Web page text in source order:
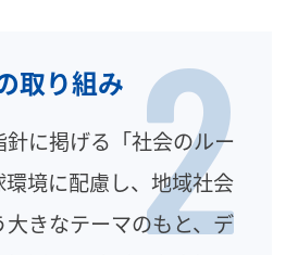
取り組み
に掲げる「社会のルー
境に配慮し、地域社会
きなテーマのもと、デ
2